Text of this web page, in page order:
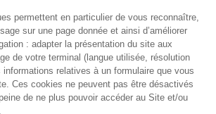
gestion médicale,